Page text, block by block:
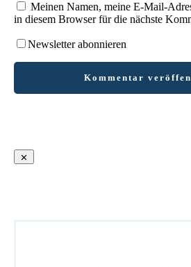
Meinen Namen, meine E-Mail-
in diesem Browser für die nächste
Newsletter abonnieren
Kommentar